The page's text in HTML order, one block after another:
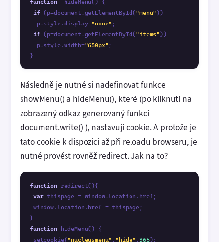
function _hideMenu() {
if (p=document.getElementById("menu"))
  p.style.display=
"none" ;
if (p=document.getElementById("items"))
  p.style.width=
"650px" ;
Následně je nutné si nadefinovat funkce
showMenu() a hideMenu(), které (po kliknutí na
zobrazený odkaz generovaný funkcí
document.write() ), nastavují cookie. A protože je
tato cookie k dispozici až při reloadu browseru, je
nutné provést rovněž redirect. Jak na to?
function redirect(){
var thispage = window.location.href;
window.location.href = thispage;
function hideMenu() {
setcookie("nucleusmenu" "hide" 365);